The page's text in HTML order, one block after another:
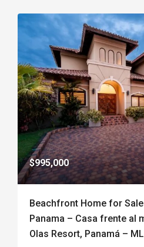
$995,000
Beachfront Home for
Panama – Casa frente al
Olas Resort, Panamá –